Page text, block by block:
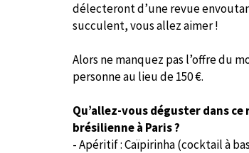
délecteront d’une revue
succulent, vous allez aimer !
Alors ne manquez pas l’offre du
personne au lieu de 150 €.
Qu’allez-vous déguster dans
brésilienne à Paris ?
- Apéritif : Caïpirinha (cocktail à